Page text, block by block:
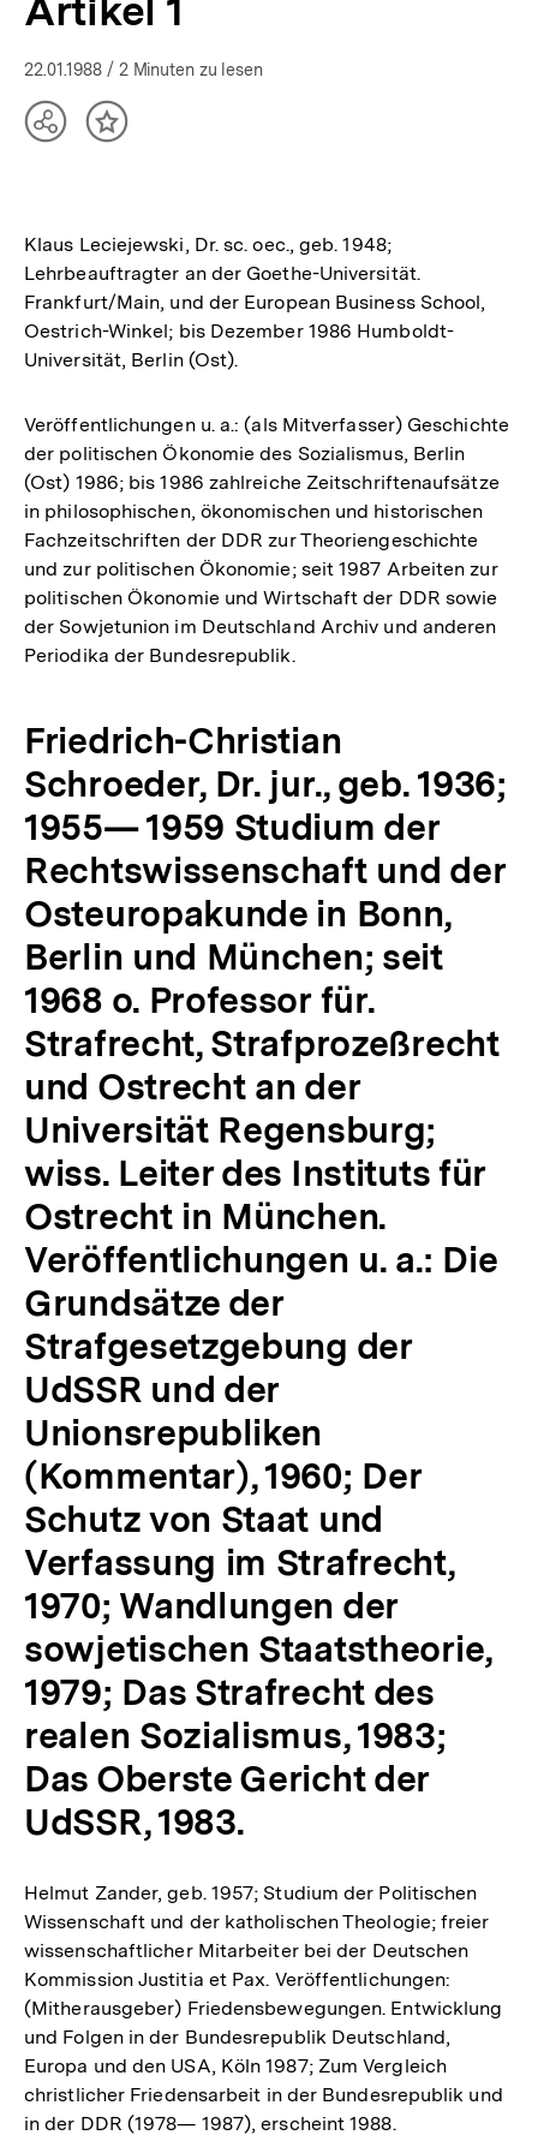
Artikel 1
22.01.1988 / 2 Minuten zu lesen
TeilenInhalt
Klaus Leciejewski, Dr. sc. oec., geb. 1948;
Lehrbeauftragter an der Goethe-Universität.
Frankfurt/Main, und der European Business School,
Oestrich-Winkel; bis Dezember 1986 Humboldt-
Universität, Berlin (Ost).
Veröffentlichungen u. a.: (als Mitverfasser) Geschichte
der politischen Ökonomie des Sozialismus, Berlin
(Ost) 1986; bis 1986 zahlreiche Zeitschriftenaufsätze
in philosophischen, ökonomischen und historischen
Fachzeitschriften der DDR zur Theoriengeschichte
und zur politischen Ökonomie; seit 1987 Arbeiten zur
politischen Ökonomie und Wirtschaft der DDR sowie
der Sowjetunion im Deutschland Archiv und anderen
Periodika der Bundesrepublik.
Friedrich-Christian
Schroeder, Dr. jur., geb. 1936;
1955— 1959 Studium der
Rechtswissenschaft und der
Osteuropakunde in Bonn,
Berlin und München; seit
1968 o. Professor für.
Strafrecht, Strafprozeßrecht
und Ostrecht an der
Universität Regensburg;
wiss. Leiter des Instituts für
Ostrecht in München.
Veröffentlichungen u. a.: Die
Grundsätze der
Strafgesetzgebung der
UdSSR und der
Unionsrepubliken
(Kommentar), 1960; Der
Schutz von Staat und
Verfassung im Strafrecht,
1970; Wandlungen der
sowjetischen Staatstheorie,
1979; Das Strafrecht des
realen Sozialismus, 1983;
Das Oberste Gericht der
UdSSR, 1983.
Helmut Zander, geb. 1957; Studium der Politischen
Wissenschaft und der katholischen Theologie; freier
wissenschaftlicher Mitarbeiter bei der Deutschen
Kommission Justitia et Pax. Veröffentlichungen:
(Mitherausgeber) Friedensbewegungen. Entwicklung
und Folgen in der Bundesrepublik Deutschland,
Europa und den USA, Köln 1987; Zum Vergleich
christlicher Friedensarbeit in der Bundesrepublik und
in der DDR (1978— 1987), erscheint 1988.